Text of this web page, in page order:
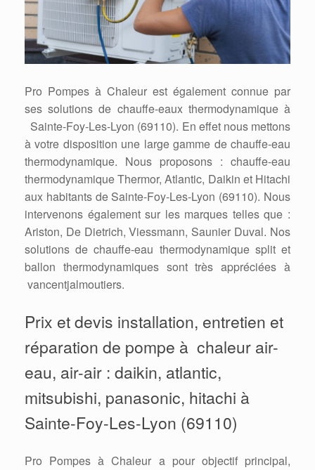
Pro Pompes à Chaleur est également connue par
ses solutions de chauffe-eaux thermodynamique à
Sainte-Foy-Les-Lyon (69110). En effet nous mettons
à votre disposition une large gamme de chauffe-eau
thermodynamique. Nous proposons : chauffe-eau
thermodynamique Thermor, Atlantic, Daikin et Hitachi
aux habitants de Sainte-Foy-Les-Lyon (69110). Nous
intervenons également sur les marques telles que :
Ariston, De Dietrich, Viessmann, Saunier Duval. Nos
solutions de chauffe-eau thermodynamique split et
ballon thermodynamiques sont très appréciées à
vancentjalmoutiers.
Prix et devis installation, entretien et
réparation de pompe à chaleur air-
eau, air-air : daikin, atlantic,
mitsubishi, panasonic, hitachi à
Sainte-Foy-Les-Lyon (69110)
Pro Pompes à Chaleur a pour objectif principal,